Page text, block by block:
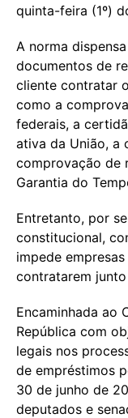
quinta-feira (1º)
A norma
documentos de
cliente contratar
como a
federais, a
ativa da União, a
comprovação de
Garantia do
Entretanto, por
constitucional,
impede
contratarem
Encaminhada ao
República com
legais nos
de empréstimos
30 de junho de
deputados e